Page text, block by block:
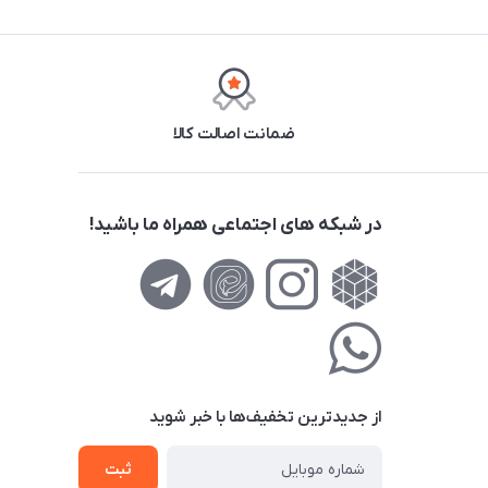
ضمانت اصالت کالا
در شبکه های اجتماعی همراه ما باشید!
از جدید‌ترین تخفیف‌ها با‌ خبر شوید
ثبت